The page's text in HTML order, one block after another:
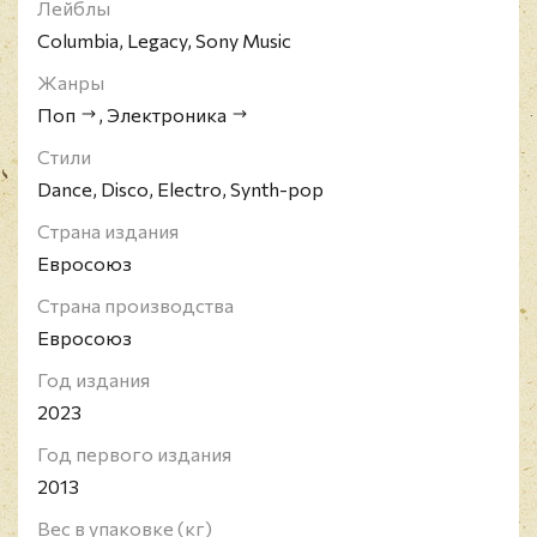
играет визуальная составляющая подачи истории,
переплетающаяся с музыкой, к примеру, ношение
костюмов роботов на публике и во время живых
выступлений.
Лейблы
Columbia, Legacy, Sony Music
Жанры
Поп
, Электроника
Стили
Dance, Disco, Electro, Synth-pop
Страна издания
Евросоюз
Страна производства
Евросоюз
Год издания
2023
Год первого издания
2013
Вес в упаковке (кг)